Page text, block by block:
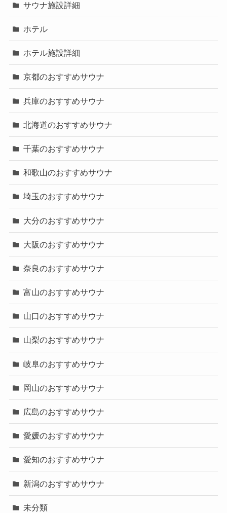
サウナ施設詳細
ホテル
ホテル施設詳細
京都のおすすめサウナ
兵庫のおすすめサウナ
北海道のおすすめサウナ
千葉のおすすめサウナ
和歌山のおすすめサウナ
埼玉のおすすめサウナ
大分のおすすめサウナ
大阪のおすすめサウナ
奈良のおすすめサウナ
富山のおすすめサウナ
山口のおすすめサウナ
山梨のおすすめサウナ
岐阜のおすすめサウナ
岡山のおすすめサウナ
広島のおすすめサウナ
愛媛のおすすめサウナ
愛知のおすすめサウナ
新潟のおすすめサウナ
未分類